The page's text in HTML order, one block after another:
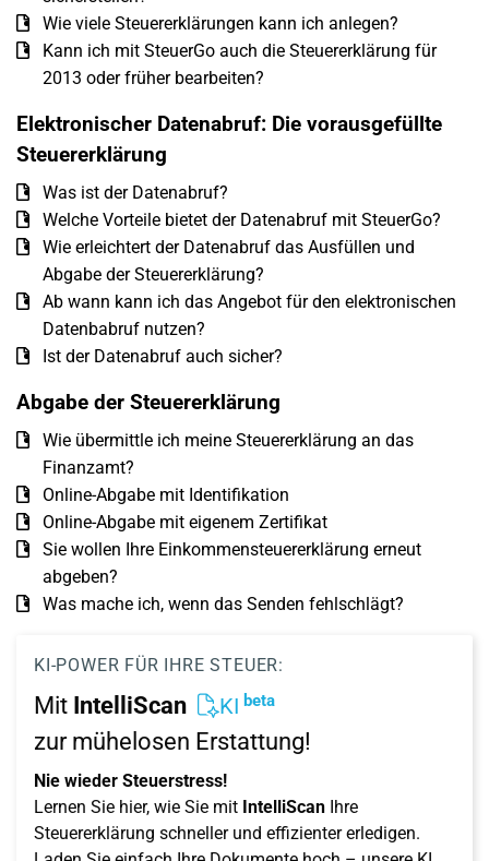
Wie viele Steuererklärungen kann ich anlegen?
Kann ich mit SteuerGo auch die Steuererklärung für
2013 oder früher bearbeiten?
Elektronischer Datenabruf: Die vorausgefüllte
Steuererklärung
Was ist der Datenabruf?
Welche Vorteile bietet der Datenabruf mit SteuerGo?
Wie erleichtert der Datenabruf das Ausfüllen und
Abgabe der Steuererklärung?
Ab wann kann ich das Angebot für den elektronischen
Datenbabruf nutzen?
Ist der Datenabruf auch sicher?
Abgabe der Steuererklärung
Wie übermittle ich meine Steuererklärung an das
Finanzamt?
Online-Abgabe mit Identifikation
Online-Abgabe mit eigenem Zertifikat
Sie wollen Ihre Einkommensteuererklärung erneut
abgeben?
Was mache ich, wenn das Senden fehlschlägt?
KI-POWER FÜR IHRE STEUER:
Mit IntelliScan KI beta
zur mühelosen Erstattung!
Nie wieder Steuerstress!
Lernen Sie hier, wie Sie mit IntelliScan Ihre
Steuererklärung schneller und effizienter erledigen.